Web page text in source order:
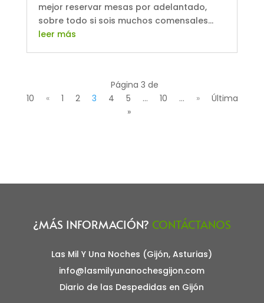
mejor reservar mesas por adelantado,
sobre todo si sois muchos comensales...
leer más
Página 3 de
10
« 1 2 3 4 5 ... 10 ... »
Última
»
¿MÁS INFORMACIÓN? CONTÁCTANOS
Las Mil Y Una Noches (Gijón, Asturias)
info@lasmilyunanochesgijon.com
Diario de las Despedidas en Gijón